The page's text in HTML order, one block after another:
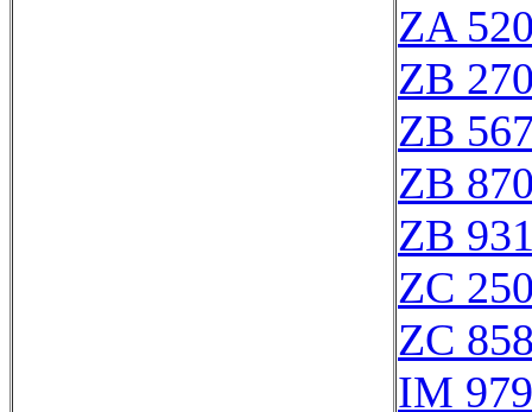
ZA
ZB
ZB
ZB
ZB
ZC
ZC
IM